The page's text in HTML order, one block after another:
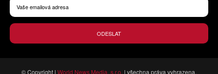
ODESLAT
© Copyright | World News Media, s.r.o. | všechna práva vyhrazena.